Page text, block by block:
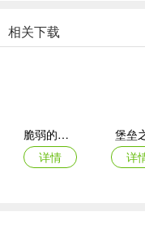
放深度的 TD 战术——让每
策略瓦解一波又一波的诅
甲，执起利刃，正面对抗
中闪耀出逆转战局的力量
相关下载
脆弱的星球折扣版
详情
堡垒
详